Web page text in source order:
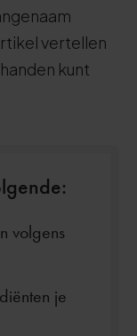
vertellen
kunt
volgens
je